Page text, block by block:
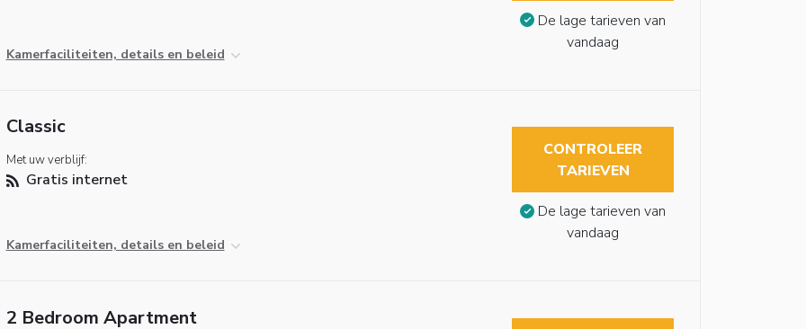
Kamerfaciliteiten, details en beleid
De lage tarieven van
vandaag
Classic
Met uw verblijf:
Gratis internet
Kamerfaciliteiten, details en beleid
CONTROLEER
TARIEVEN
De lage tarieven van
vandaag
2 Bedroom Apartment